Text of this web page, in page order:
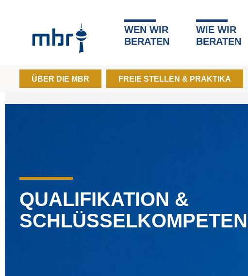
ÜBER DIE MBR FREIE STELLEN & PRAKTIKA
WEN WIR
BERATEN
WIE WIR
BERATEN
QUALIFIKATION &